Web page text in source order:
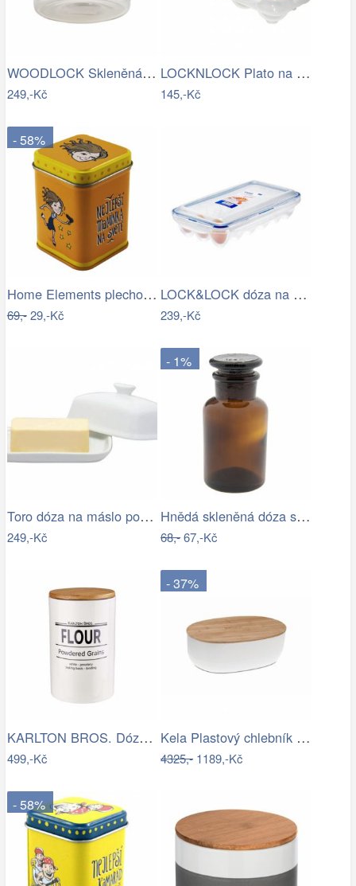
WOODLOCK Skleněná dóza 550 ml - čirá…
249,-Kč
LOCKNLOCK Plato na vajíčka, 10 ks vajec…
145,-Kč
- 58%
Home Elements plechová dóza Nejlepší…
69,-29,-Kč
LOCK&LOCK dóza na na vajíčka HPL955 pro…
239,-Kč
Toro dóza na máslo porcelán 18X13,5X7CM
249,-Kč
- 1%
Hnědá skleněná dóza s víčkem - Ø 6*11…
68,-67,-Kč
KARLTON BROS. Dóza na mouku 1,1 l
499,-Kč
- 37%
Kela Plastový chlebník NAMUR, bílá
4325,-1189,-Kč
- 58%